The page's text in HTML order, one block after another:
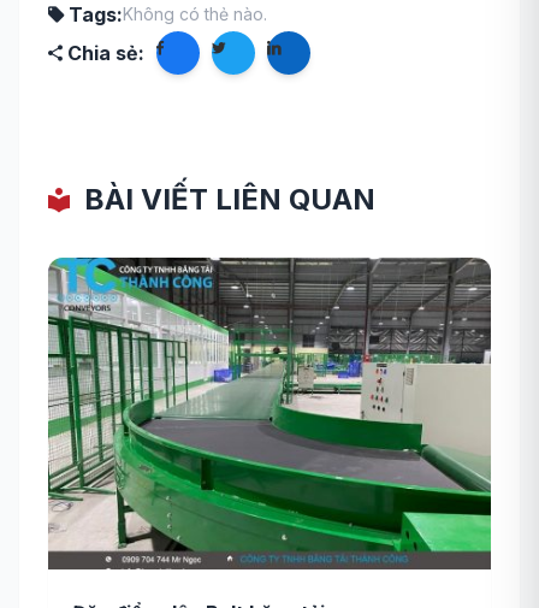
Tags:Không có thẻ nào.
Chia sẻ:
BÀI VIẾT LIÊN QUAN